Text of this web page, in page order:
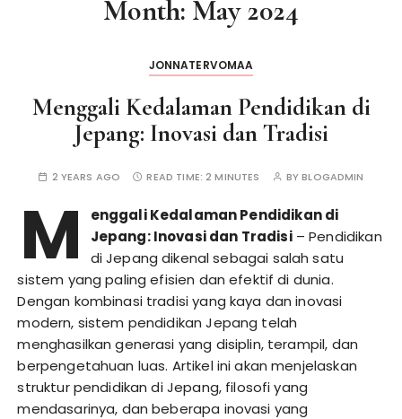
Month: May 2024
JONNATERVOMAA
Menggali Kedalaman Pendidikan di
Jepang: Inovasi dan Tradisi
2 YEARS AGO READ TIME:2 MINUTES BYBLOGADMIN
M
enggali Kedalaman Pendidikan di
Jepang: Inovasi dan Tradisi– Pendidikan
di Jepang dikenal sebagai salah satu
sistem yang paling efisien dan efektif di dunia.
Dengan kombinasi tradisi yang kaya dan inovasi
modern, sistem pendidikan Jepang telah
menghasilkan generasi yang disiplin, terampil, dan
berpengetahuan luas. Artikel ini akan menjelaskan
struktur pendidikan di Jepang, filosofi yang
mendasarinya, dan beberapa inovasi yang